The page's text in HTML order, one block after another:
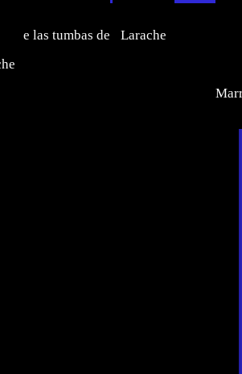
de las tumbas de
Larache